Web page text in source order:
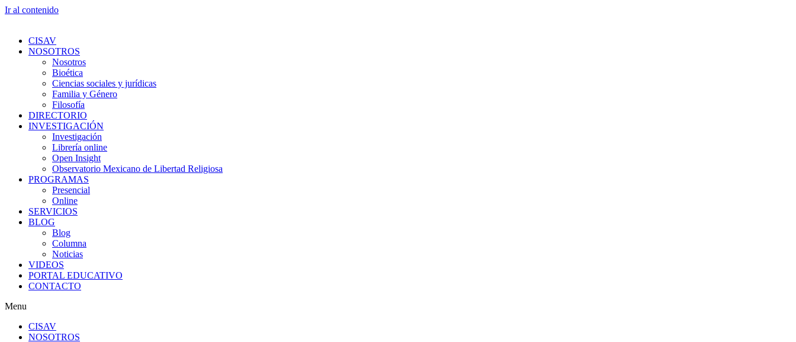
Ir al contenido
CISAV
NOSOTROS
Nosotros
Bioética
Ciencias sociales y jurídicas
Familia y Género
Filosofía
DIRECTORIO
INVESTIGACIÓN
Investigación
Librería online
Open Insight
Observatorio Mexicano de Libertad Religiosa
PROGRAMAS
Presencial
Online
SERVICIOS
BLOG
Blog
Columna
Noticias
VIDEOS
PORTAL EDUCATIVO
CONTACTO
Menu
CISAV
NOSOTROS